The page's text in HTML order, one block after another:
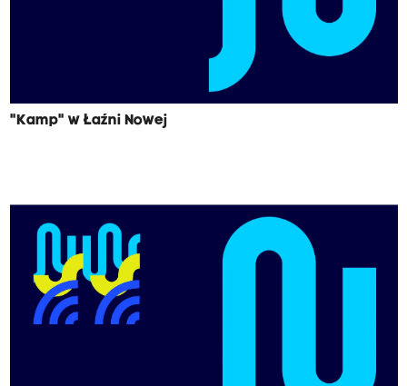
"Kamp" w Łaźni Nowej